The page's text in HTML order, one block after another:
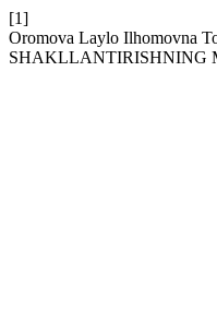
[1]
Oromova Laylo Ilhomovna
SHAKLLANTIRISHNING